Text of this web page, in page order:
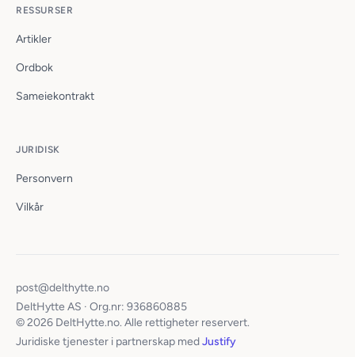
RESSURSER
Artikler
Ordbok
Sameiekontrakt
JURIDISK
Personvern
Vilkår
post@delthytte.no
DeltHytte AS · Org.nr: 936860885
© 2026 DeltHytte.no. Alle rettigheter reservert.
Juridiske tjenester i partnerskap medJustify